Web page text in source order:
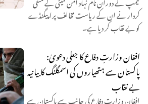
کردار نے ان کے ریاست مخالف پراپیگنڈے
کو بے نقاب کر دیا ہے۔
افغان وزارتِ دفاع کا جعلی دعویٰ:
پاکستان سے ہتھیاروں کی اسمگلنگ کا بیانیہ
بے نقاب
افغان وزارتِ دفاع کی جانب سے پاکستان سے